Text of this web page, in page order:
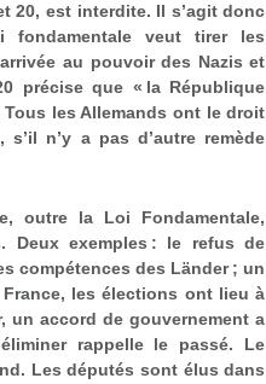
20, est interdite. Il s’agit donc
fondamentale veut tirer les
au pouvoir des Nazis et
précise que « la République
les Allemands ont le droit
n’y a pas d’autre remède
outre la Loi Fondamentale,
Deux exemples : le refus de
compétences des Länder ; un
les élections ont lieu à
un accord de gouvernement a
rappelle le passé. Le
Les députés sont élus dans